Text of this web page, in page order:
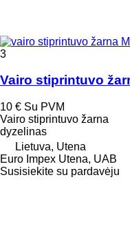
3
Vairo stiprintuvo
10 € Su PVM
Vairo stiprintuvo žarna
dyzelinas
Lietuva, Utena
Euro Impex Utena, UAB
Susisiekite su pardavėju